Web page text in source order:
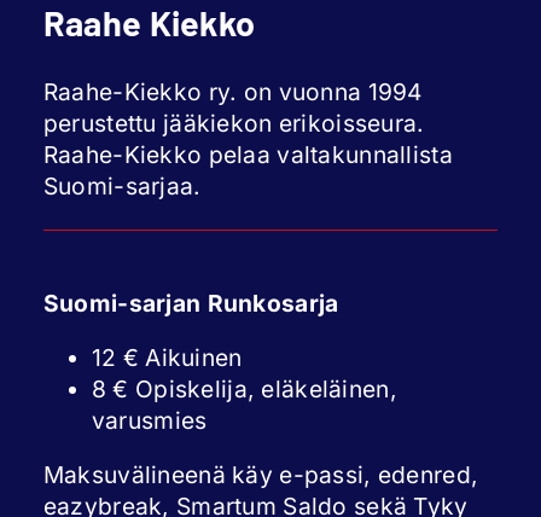
Raahe Kiekko
Raahe-Kiekko ry. on vuonna 1994
perustettu jääkiekon erikoisseura.
Raahe-Kiekko pelaa valtakunnallista
Suomi-sarjaa.
Suomi-sarjan Runkosarja
12 € Aikuinen
8 € Opiskelija, eläkeläinen,
varusmies
Maksuvälineenä käy e-passi, edenred,
eazybreak, Smartum Saldo sekä Tyky